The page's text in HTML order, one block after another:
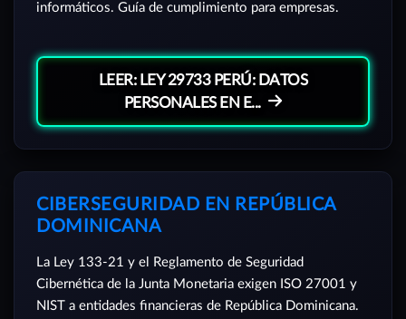
informáticos. Guía de cumplimiento para empresas.
LEER: LEY 29733 PERÚ: DATOS
PERSONALES EN E...
CIBERSEGURIDAD EN REPÚBLICA
DOMINICANA
La Ley 133-21 y el Reglamento de Seguridad
Cibernética de la Junta Monetaria exigen ISO 27001 y
NIST a entidades financieras de República Dominicana.